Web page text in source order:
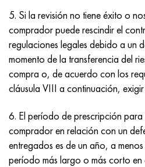
5. Si la revisión no tiene éxito o
comprador puede rescindir el
regulaciones legales debido a un
momento de la transferencia del
compra o, de acuerdo con los
cláusula VIII a continuación,
6. El período de prescripción
comprador en relación con un
entregados es de un año, a
período más largo o más corto